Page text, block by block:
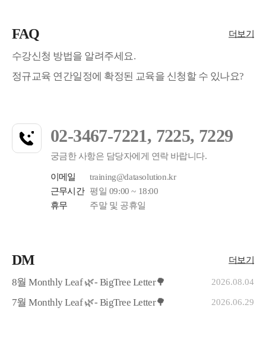
FAQ 더보기
수강신청 방법을 알려주세요.
정규교육 연간일정에 확정된 교육을 신청할 수 있나요?
02-3467-7221, 7225, 7229
궁금한 사항은 담당자에게 연락 바랍니다.
이메일
training@datasolution.kr
근무시간
평일 09:00 ~ 18:00
휴무
주말 및 공휴일
DM 더보기
8월 Monthly Leaf 🌿- BigTree Letter🌳 2026.08.04
7월 Monthly Leaf 🌿- BigTree Letter🌳 2026.06.29